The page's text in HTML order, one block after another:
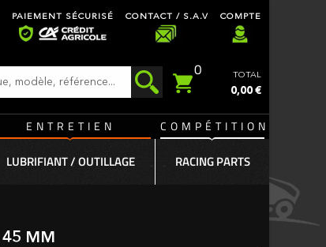
PAIEMENT SÉCURISÉ CONTACT / S.A.V COMPTE
0 TOTAL
0,00 €
ENTRETIEN COMPÉTITION
LUBRIFIANT / OUTILLAGE RACING PARTS
45 MM